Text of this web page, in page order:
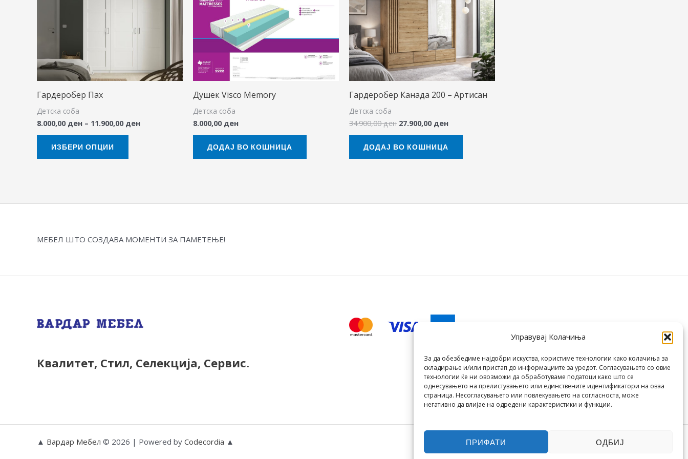
Управувај Колачиња
За да обезбедиме најдобри искуства, користиме технологии како колачиња за
складирање и/или пристап до информациите за уредот. Согласувањето со овие
технологии ќе ни овозможи да обработуваме податоци како што се
однесувањето на прелистувањето или единствените идентификатори на оваа
страница. Несогласувањето или повлекувањето на согласноста, може
негативно да влијае на одредени карактеристики и функции.
ПРИФАТИ ОДБИЈ
Гардеробер Пах
Детска соба
8.000,00 ден – 11.900,00 ден
ИЗБЕРИ ОПЦИИ
has
variants.
The
options
may
on
product
Душек Visco Memory
Детска соба
8.000,00 ден
ДОДАЈ ВО КОШНИЦА
Гардеробер Канада 200 – Артисан
Детска соба
34.900,00ден
34.900,00 ден.
27.900,00 ден
27.900,00 ден.
ДОДАЈ ВО КОШНИЦА
МЕБЕЛ ШТО СОЗДАВА МОМЕНТИ ЗА ПАМЕТЕЊЕ!
Квалитет, Стил, Селекција, Сервис.
▲ Вардар Мебел © 2026 | Powered by Codecordia ▲